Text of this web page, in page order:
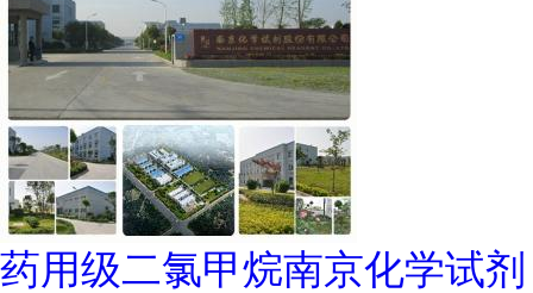
药用级二氯甲烷南京化学试剂